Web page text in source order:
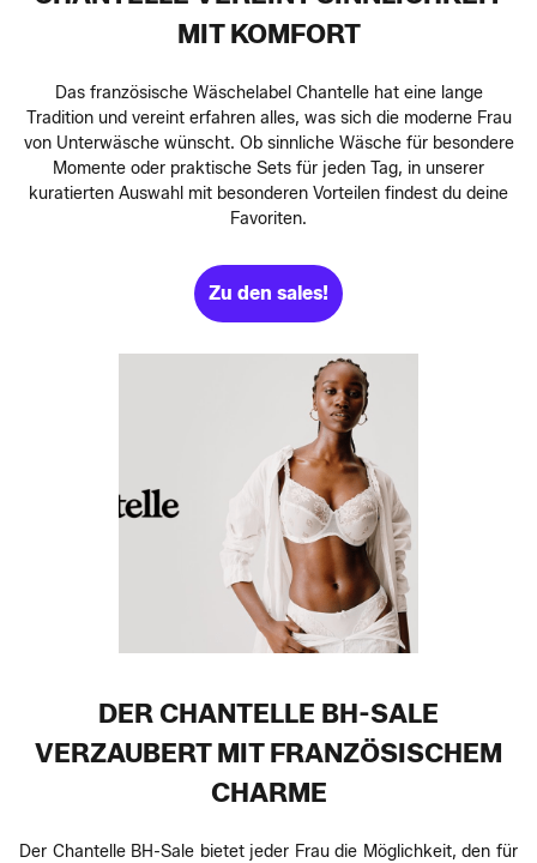
MIT KOMFORT
Das französische Wäschelabel Chantelle hat eine lange
Tradition und vereint erfahren alles, was sich die moderne Frau
von Unterwäsche wünscht. Ob sinnliche Wäsche für besondere
Momente oder praktische Sets für jeden Tag, in unserer
kuratierten Auswahl mit besonderen Vorteilen findest du deine
Favoriten.
Zu den sales!
DER CHANTELLE BH-SALE
VERZAUBERT MIT FRANZÖSISCHEM
CHARME
Der Chantelle BH-Sale bietet jeder Frau die Möglichkeit, den für